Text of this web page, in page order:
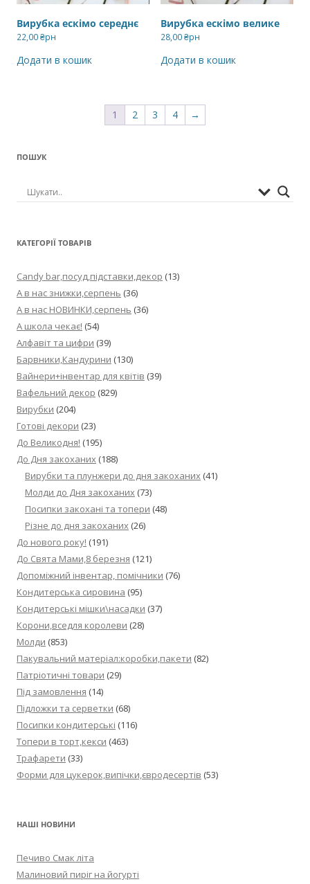
Вирубка ескімо середнє
22,00₴рн
Додати в кошик
Вирубка ескімо велике
28,00₴рн
Додати в кошик
1 2 3 4 →
ПОШУК
КАТЕГОРІЇ ТОВАРІВ
Candy bar,посуд,підставки,декор (13)
А в нас знижки,серпень (36)
А в нас НОВИНКИ,серпень (36)
А школа чекає! (54)
Алфавіт та цифри (39)
Барвники,Кандурини (130)
Вайнери+інвентар для квітів (39)
Вафельний декор (829)
Вирубки (204)
Готові декори (23)
До Великодня! (195)
До Дня закоханих (188)
Вирубки та плунжери до дня закоханих (41)
Молди до Дня закоханих (73)
Посипки закохані та топери (48)
Різне до дня закоханих (26)
До нового року! (191)
До Свята Мами,8 березня (121)
Допоміжний інвентар, помічники (76)
Кондитерська сировина (95)
Кондитерські мішки\насадки (37)
Корони,вседля королеви (28)
Молди (853)
Пакувальний матеріал:коробки,пакети (82)
Патріотичні товари (29)
Під замовлення (14)
Підложки та серветки (68)
Посипки кондитерські (116)
Топери в торт,кекси (463)
Трафарети (33)
Форми для цукерок,випічки,євродесертів (53)
НАШІ НОВИНИ
Печиво Смак літа
Малиновий пиріг на йогурті